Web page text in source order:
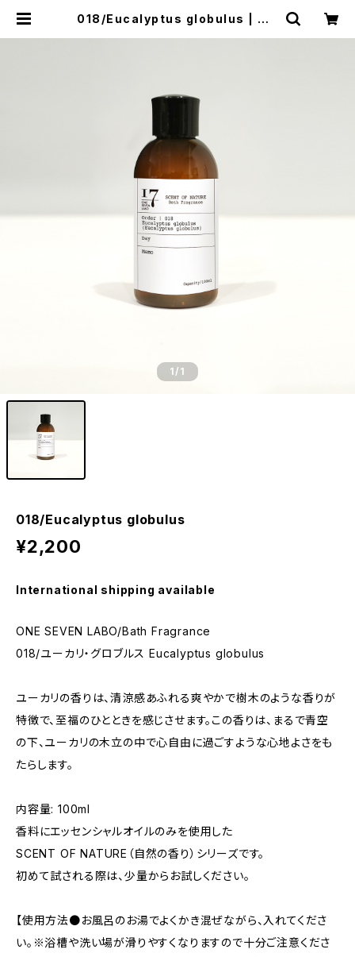
018/Eucalyptus globulus | ON
1/1
018/Eucalyptus globulus
¥2,200
International shipping available
ONE SEVEN LABO/Bath Fragrance
018/ユーカリ・グロブルス Eucalyptus globulus
ユーカリの香りは、清涼感あふれる爽やかで樹木のような香りが
特徴で、至福のひとときを感じさせます。この香りは、まるで青空
の下、ユーカリの木立の中で心自由に過ごすような心地よさをも
たらします。
内容量: 100ml
香料にエッセンシャルオイルのみを使用した
SCENT OF NATURE（自然の香り）シリーズです。
初めて試される際は、少量からお試しください。
【使用方法●お風呂のお湯でよくかき混ぜながら、入れてくださ
い。※浴槽や洗い場が滑りやすくなりますので十分ご注意くださ